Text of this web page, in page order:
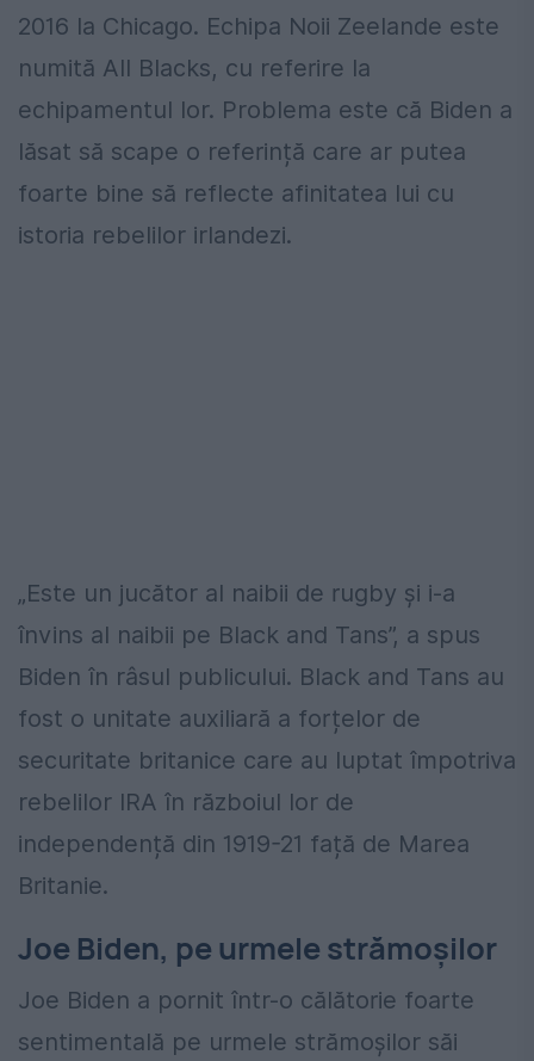
2016 la Chicago. Echipa Noii Zeelande este
numită All Blacks, cu referire la
echipamentul lor. Problema este că Biden a
lăsat să scape o referință care ar putea
foarte bine să reflecte afinitatea lui cu
istoria rebelilor irlandezi.
„Este un jucător al naibii de rugby și i-a
învins al naibii pe Black and Tans”, a spus
Biden în râsul publicului. Black and Tans au
fost o unitate auxiliară a forțelor de
securitate britanice care au luptat împotriva
rebelilor IRA în războiul lor de
independență din 1919-21 față de Marea
Britanie.
Joe Biden, pe urmele strămoșilor
Joe Biden a pornit într-o călătorie foarte
sentimentală pe urmele strămoşilor săi